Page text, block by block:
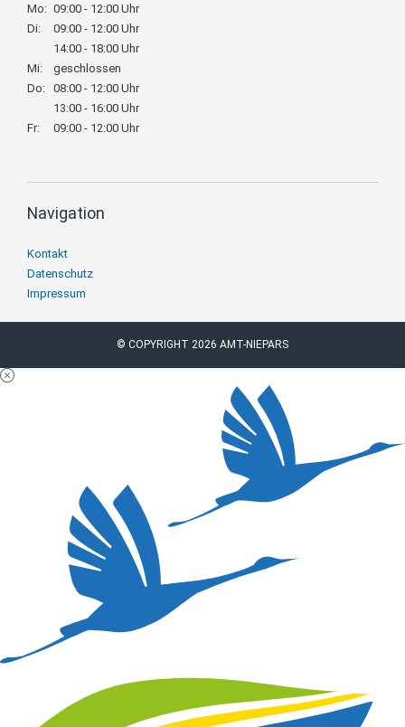
Mo: 09:00 - 12:00 Uhr
Di:
09:00 - 12:00 Uhr
14:00 - 18:00 Uhr
Mi:
geschlossen
Do: 08:00 - 12:00 Uhr
13:00 - 16:00 Uhr
Fr:
09:00 - 12:00 Uhr
Navigation
Navigation
überspringen
Kontakt
Datenschutz
Impressum
© COPYRIGHT 2026 AMT-NIEPARS